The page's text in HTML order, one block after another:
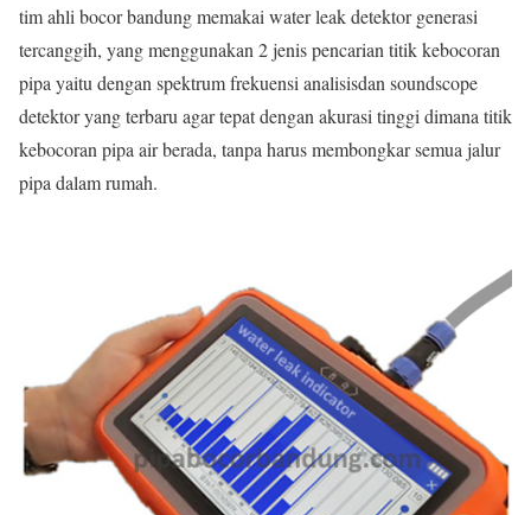
tim ahli bocor bandung memakai water leak detektor generasi
tercanggih, yang menggunakan 2 jenis pencarian titik kebocoran
pipa yaitu dengan spektrum frekuensi analisisdan soundscope
detektor yang terbaru agar tepat dengan akurasi tinggi dimana titik
kebocoran pipa air berada, tanpa harus membongkar semua jalur
pipa dalam rumah.